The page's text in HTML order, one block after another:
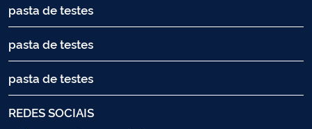
pasta de testes
pasta de testes
pasta de testes
REDES SOCIAIS